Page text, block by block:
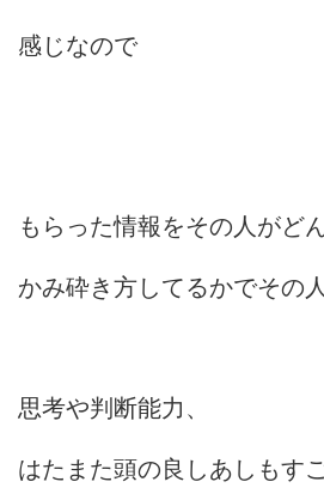
感じなので
もらった情報をその人がど
かみ砕き方してるかでその
思考や判断能力、
はたまた頭の良しあしもす